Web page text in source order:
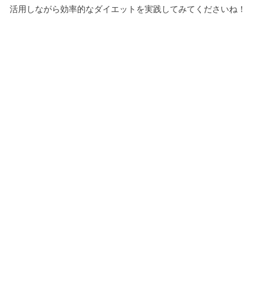
活用しながら効率的なダイエットを実践してみてくださいね！